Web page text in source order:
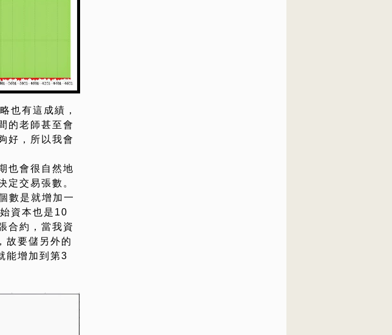
也有這成績，
的老師甚至會
好，所以我會
也會很自然地
定交易張數。
數是就增加一
資本也是10
合約，當我資
故要儲另外的
能增加到第3